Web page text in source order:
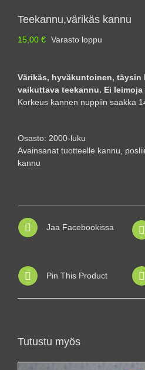
Teekannu,värikäs kannu
15,00 € Varasto loppu
Värikäs, hyväkuntoinen, täysin
vaikuttava teekannu. Ei
Korkeus kannen nuppiin saakka
Osasto: 2000-luku
Avainsanat tuotteelle kannu,
kannu
Jaa Facebookissa
Pin This Product
Tutustu myös